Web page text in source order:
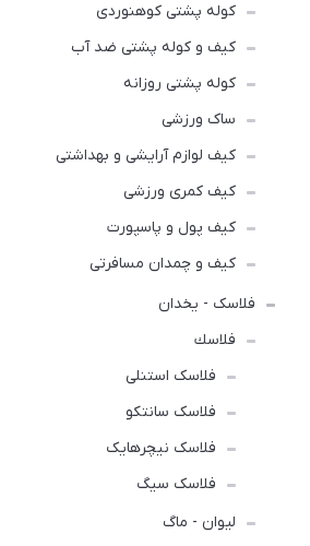
کوله پشتی کوهنوردی
کیف و کوله پشتی ضد آب
کوله پشتی روزانه
ساک ورزشی
کیف لوازم آرایشی و بهداشتی
کیف کمری ورزشی
کیف پول و پاسپورت
کیف و چمدان مسافرتی
فلاسک - یخدان
فلاسك
فلاسک استنلی
فلاسک سانتکو
فلاسک نیچرهایک
فلاسک سیگ
لیوان - ماگ